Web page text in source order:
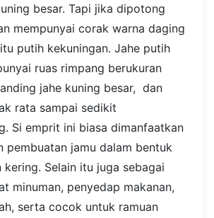
besar. Tapi jika dipotong
mempunyai corak warna daging
putih kekuningan. Jahe putih
ruas rimpang berukuran
jahe kuning besar, dan
rata sampai sedikit
Si emprit ini biasa dimanfaatkan
pembuatan jamu dalam bentuk
kering. Selain itu juga sebagai
minuman, penyedap makanan,
serta cocok untuk ramuan